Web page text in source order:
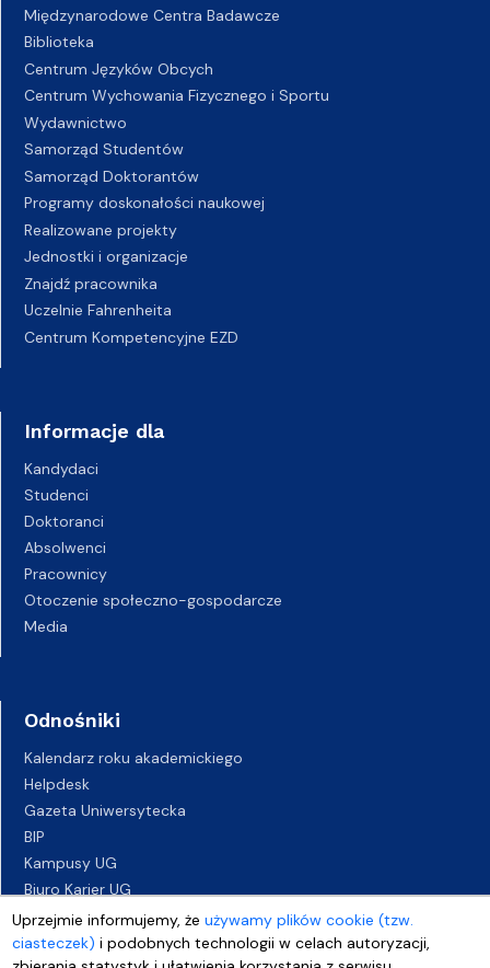
Uprzejmie informujemy, żeużywamy plików cookie (tzw.
ciasteczek) i podobnych technologii w celach autoryzacji,
Międzynarodowe Centra Badawcze
Biblioteka
Centrum Języków Obcych
Centrum Wychowania Fizycznego i Sportu
Wydawnictwo
Samorząd Studentów
Samorząd Doktorantów
Programy doskonałości naukowej
Realizowane projekty
Jednostki i organizacje
Znajdź pracownika
Uczelnie Fahrenheita
Centrum Kompetencyjne EZD
Informacje dla
Kandydaci
Studenci
Doktoranci
Absolwenci
Pracownicy
Otoczenie społeczno-gospodarcze
Media
Odnośniki
Kalendarz roku akademickiego
Helpdesk
Gazeta Uniwersytecka
BIP
Kampusy UG
Biuro Karier UG
Oferty pracy
Deklaracja dostępności